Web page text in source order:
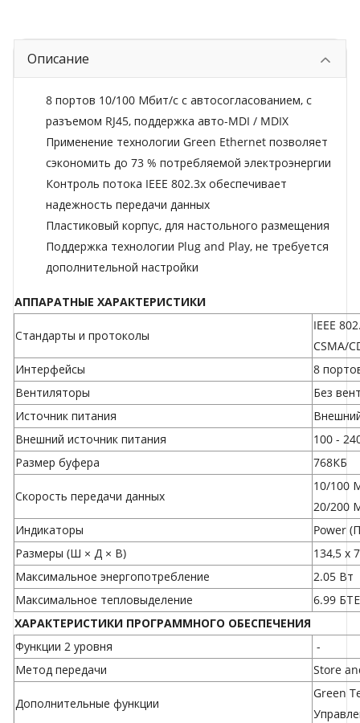
Описание
8 портов 10/100 Мбит/с с автосогласованием, с
разъемом RJ45, поддержка авто-MDI / MDIX
Применение технологии Green Ethernet позволяет
сэкономить до 73 % потребляемой электроэнергии
Контроль потока IEEE 802.3x обеспечивает
надежность передачи данных
Пластиковый корпус, для настольного размещения
Поддержка технологии Plug and Play, не требуется
дополнительной настройки
АППАРАТНЫЕ ХАРАКТЕРИСТИКИ
Стандарты и протоколы
IEEE
CSMA/
Интерфейсы
8
Вентиляторы
Без
Источник питания
Внешний источник питания
100 -
Размер буфера
768КБ
Скорость передачи данных
10/100
20/200
Индикаторы
Power
Размеры (Ш × Д × В)
134,5 х
Максимальное энергопотребление
2.05 Вт
Максимальное тепловыделение
6.99
ХАРАКТЕРИСТИКИ ПРОГРАММНОГО ОБЕСПЕЧЕНИЯ
Функции 2 уровня
-
Метод передачи
Store
Дополнительные функции
Green